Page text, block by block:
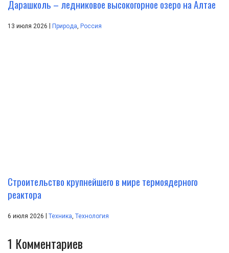
Дарашколь – ледниковое высокогорное озеро на Алтае
13 июля 2026 | Природа Россия
Строительство крупнейшего в мире термоядерного
реактора
6 июля 2026 | Техника Технология
1 Комментариев